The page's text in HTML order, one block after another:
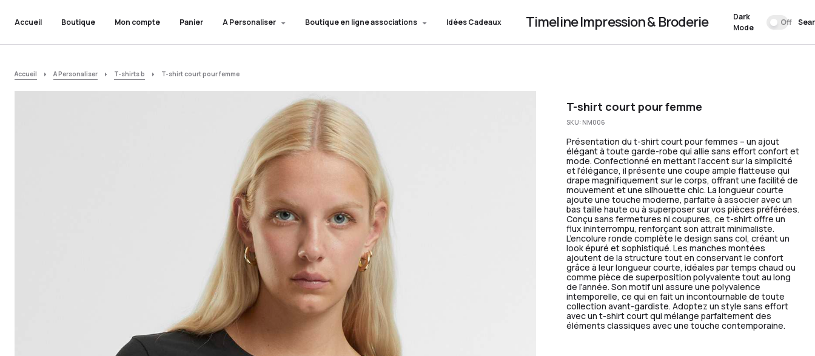
Accueil Boutique Mon compte Panier A Personaliser Boutique en ligne associations Idées Cadeaux Timeline Impression & Broderie
Dark
Mode
Off
Accueil A Personaliser T-shirts b T-shirt court pour femme
T-shirt court pour femme
SKU: NM006
Présentation du t-shirt court pour femmes – un ajout
élégant à toute garde-robe qui allie sans effort confort et
mode. Confectionné en mettant l’accent sur la simplicité
et l’élégance, il présente une coupe ample flatteuse qui
drape magnifiquement sur le corps, offrant une facilité de
mouvement et une silhouette chic. La longueur courte
ajoute une touche moderne, parfaite à associer avec un
bas taille haute ou à superposer sur vos pièces préférées.
Conçu sans fermetures ni coupures, ce t-shirt offre un
flux ininterrompu, renforçant son attrait minimaliste.
L’encolure ronde complète le design sans col, créant un
look épuré et sophistiqué. Les manches montées
ajoutent de la structure tout en conservant le confort
grâce à leur longueur courte, idéales par temps chaud ou
comme pièce de superposition polyvalente tout au long
de l’année. Son motif uni assure une polyvalence
intemporelle, ce qui en fait un incontournable de toute
collection avant-gardiste. Adoptez un style sans effort
avec un t-shirt court qui mélange parfaitement des
éléments classiques avec une touche contemporaine.